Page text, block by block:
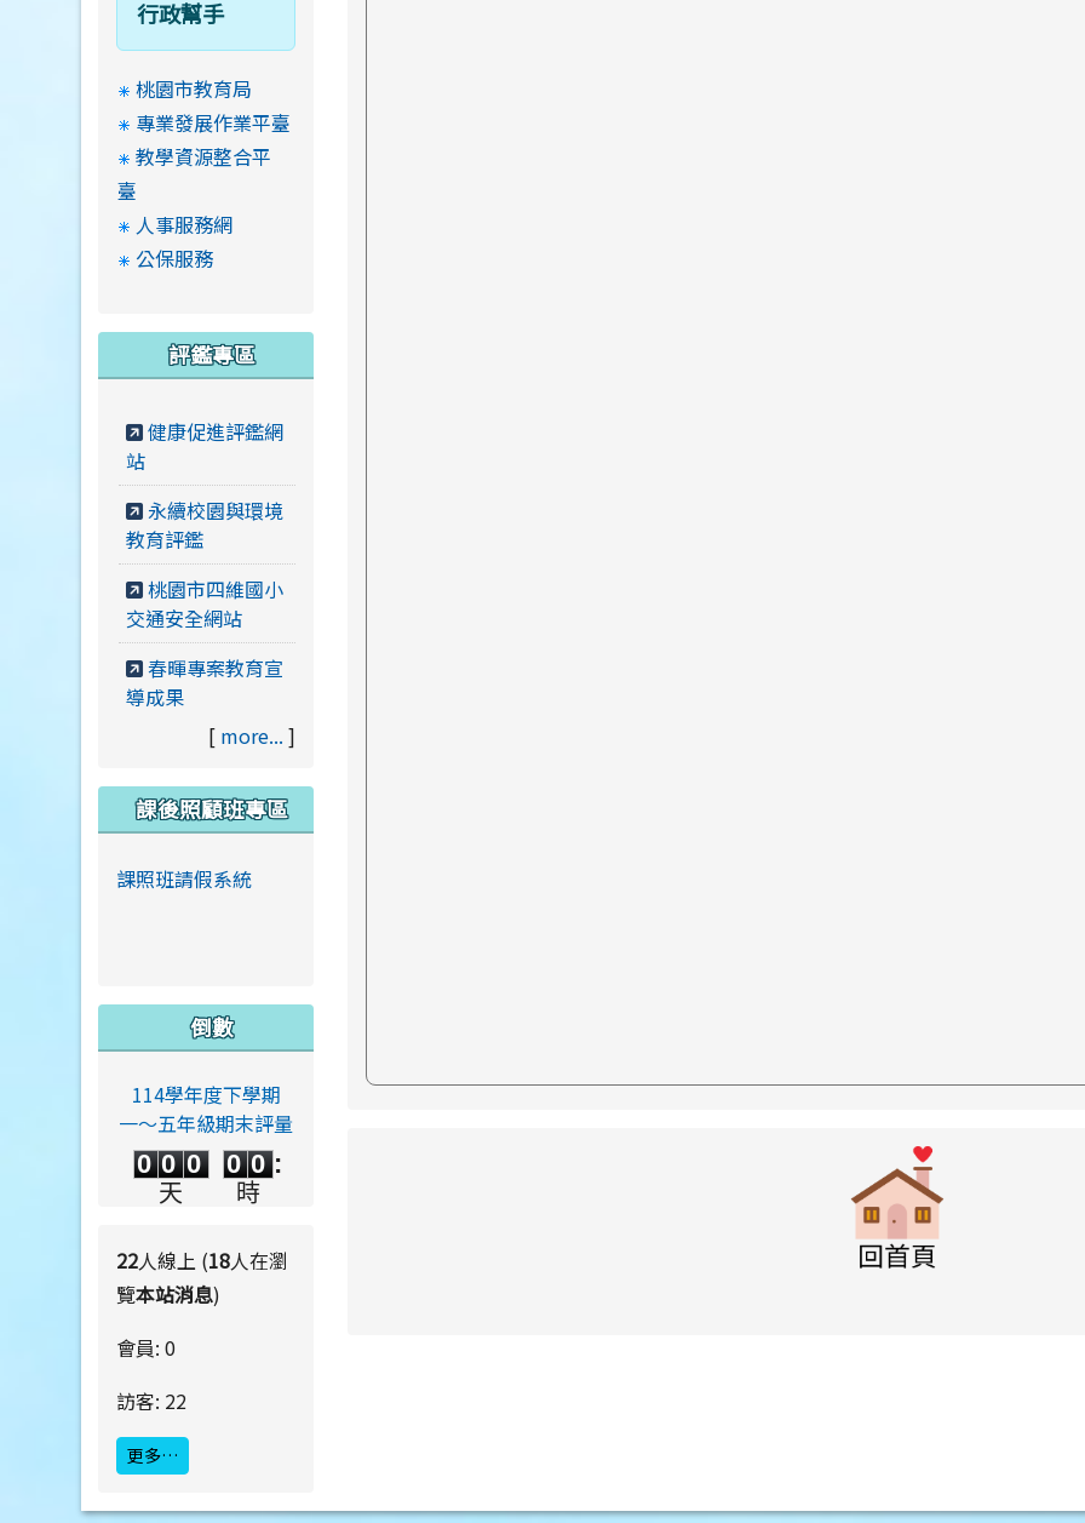
link to
行政幫手
桃園市教育局
專業發展作業平臺
教學資源整合平
臺
人事服務網
公保服務
評鑑專區
健康促進評鑑網
站
永續校園與環境
教育評鑑
桃園市四維國小
交通安全網站
春暉專案教育宣
導成果
[ more... ]
課後照顧班專區
課照班請假系統
倒數
114學年度下學期
一～五年級期末評量
0
0
0
0
0
0
天
0
0
0
0
時
:
0 0
分
0
秒
22人線上 (18人在瀏
覽本站消息)
會員: 0
訪客: 22
更多…